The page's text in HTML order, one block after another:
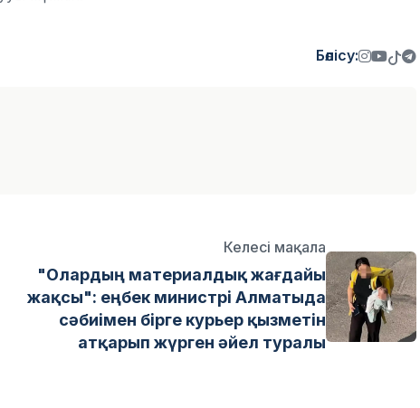
Бөлісу:
Келесі мақала
"Олардың материалдық жағдайы
жақсы": еңбек министрі Алматыда
сәбиімен бірге курьер қызметін
атқарып жүрген әйел туралы